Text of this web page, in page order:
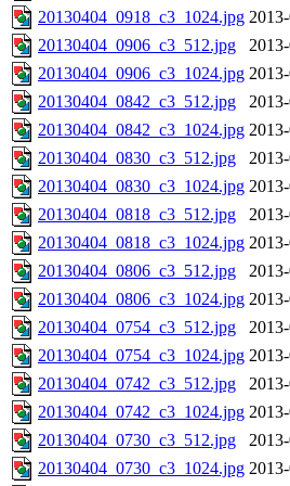
20130404_0918_c3_1024.jpg
20130404_0906_c3_512.jpg
20130404_0906_c3_1024.jpg
20130404_0842_c3_512.jpg
20130404_0842_c3_1024.jpg
20130404_0830_c3_512.jpg
20130404_0830_c3_1024.jpg
20130404_0818_c3_512.jpg
20130404_0818_c3_1024.jpg
20130404_0806_c3_512.jpg
20130404_0806_c3_1024.jpg
20130404_0754_c3_512.jpg
20130404_0754_c3_1024.jpg
20130404_0742_c3_512.jpg
20130404_0742_c3_1024.jpg
20130404_0730_c3_512.jpg
20130404_0730_c3_1024.jpg